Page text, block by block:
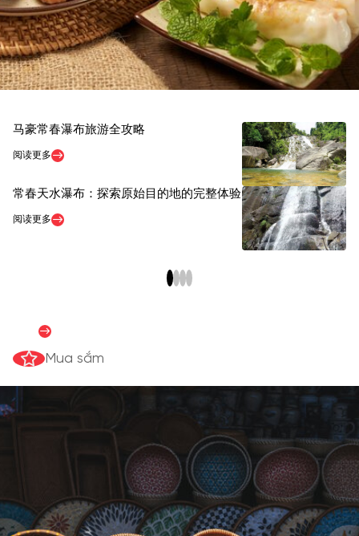
马豪常春瀑布旅游全攻略
阅读更多
常春天水瀑布：探索原始目的地的完整体验
阅读更多
Mua sắm